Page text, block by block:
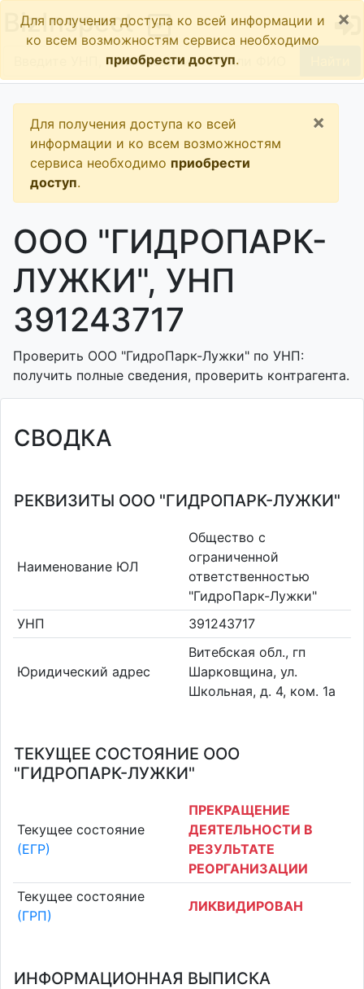
BizInspect
Для получения доступа ко всей информации и
ко всем возможностям сервиса необходимо
приобрести доступ.
×
Для получения доступа ко всей
информации и ко всем возможностям
сервиса необходимо приобрести
доступ.
×
ООО "ГИДРОПАРК-
ЛУЖКИ", УНП
391243717
Проверить ООО "ГидроПарк-Лужки" по УНП:
получить полные сведения, проверить контрагента.
СВОДКА
РЕКВИЗИТЫ ООО "ГИДРОПАРК-ЛУЖКИ"
Наименование ЮЛ
Общество с
ограниченной
ответственностью
"ГидроПарк-Лужки"
УНП
391243717
Юридический адрес
Витебская обл., гп
Шарковщина, ул.
Школьная, д. 4, ком. 1а
ТЕКУЩЕЕ СОСТОЯНИЕ ООО
"ГИДРОПАРК-ЛУЖКИ"
Текущее состояние
(ЕГР)
ПРЕКРАЩЕНИЕ
ДЕЯТЕЛЬНОСТИ В
РЕЗУЛЬТАТЕ
РЕОРГАНИЗАЦИИ
Текущее состояние
(ГРП)
ЛИКВИДИРОВАН
ИНФОРМАЦИОННАЯ ВЫПИСКА